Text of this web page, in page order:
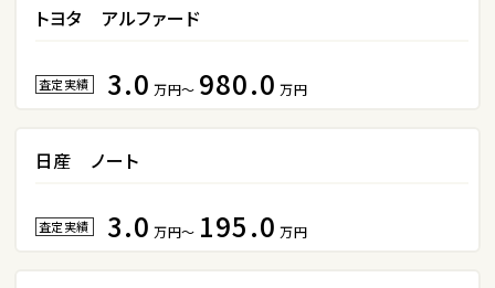
カローラフィールダー
ミニバン・1ＢＯＸ
1位
トヨタ アルファード
査定実績 3.0 万円～ 980.0 万円
日産 ノート
査定実績 3.0 万円～ 195.0 万円